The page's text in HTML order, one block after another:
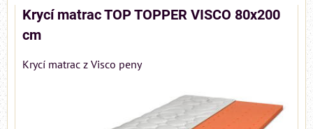
Krycí matrac TOP TOPPER VISCO 80x200
cm
Krycí matrac z Visco peny